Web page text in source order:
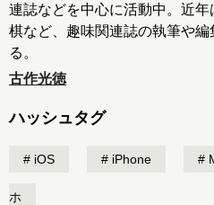
連誌などを中心に活動中。近
棋など、趣味関連誌の執筆や編
る。
古作光徳
ハッシュタグ
iOS iPhone
ホ